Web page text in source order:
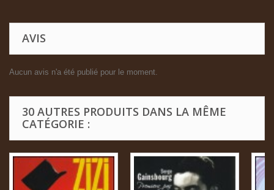
AVIS
Aucun avis n'a été publié pour le moment.
30 AUTRES PRODUITS DANS LA MÊME
CATÉGORIE :